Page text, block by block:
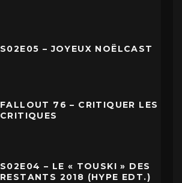
S02E05 – JOYEUX NOËLCAST
FALLOUT 76 – CRITIQUER LES
CRITIQUES
S02E04 – LE « TOUSKI » DES
RESTANTS 2018 (HYPE EDT.)